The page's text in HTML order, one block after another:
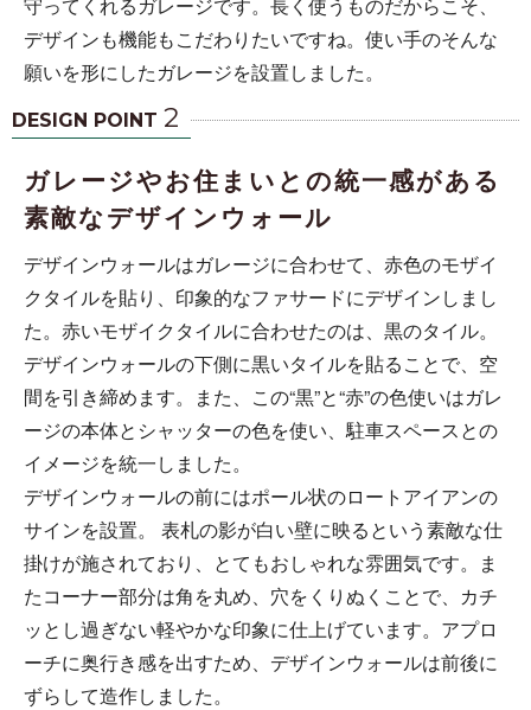
デザインも機能もこだわりたいですね。使い手のそんな
願いを形にしたガレージを設置しました。
DESIGN POINT 2
ガレージやお住まいとの統一感がある
素敵なデザインウォール
デザインウォールはガレージに合わせて、赤色のモザイ
クタイルを貼り、印象的なファサードにデザインしまし
た。赤いモザイクタイルに合わせたのは、黒のタイル。
デザインウォールの下側に黒いタイルを貼ることで、空
間を引き締めます。また、この“黒”と“赤”の色使いはガレ
ージの本体とシャッターの色を使い、駐車スペースとの
イメージを統一しました。
デザインウォールの前にはポール状のロートアイアンの
サインを設置。 表札の影が白い壁に映るという素敵な仕
掛けが施されており、とてもおしゃれな雰囲気です。ま
たコーナー部分は角を丸め、穴をくりぬくことで、カチ
ッとし過ぎない軽やかな印象に仕上げています。アプロ
ーチに奥行き感を出すため、デザインウォールは前後に
ずらして造作しました。